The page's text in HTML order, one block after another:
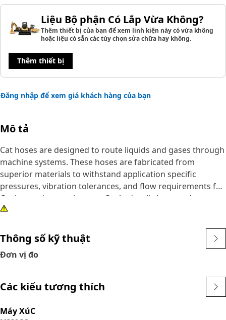
Liệu Bộ phận Có Lắp Vừa Không?
Thêm thiết bị của bạn để xem linh kiện này có vừa không
hoặc liệu có sẵn các tùy chọn sửa chữa hay không.
Thêm thiết bị
Đăng nhập để xem giá khách hàng của bạn
Mô tả
Cat hoses are designed to route liquids and gases through
machine systems. These hoses are fabricated from
superior materials to withstand application specific
pressures, vibration tolerances, and flow requirements for
Cat heavy-duty equipment. Cat hydraulic hose and
couplings are subjected to the most rigorous testing
combination is tested as a system to ensure a perfect fit
that yields maximum safety and dependability.
Thông số kỹ thuật
Đơn vị đo
Các kiểu tương thích
Máy XúC